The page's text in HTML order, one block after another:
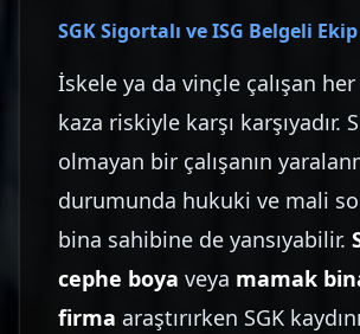
SGK Sigortalı ve ISG Belgeli Ekip
İskele ya da vinçle çalışan
kaza riskiyle karşı karşıyadır.
olmayan bir çalışanın
durumunda hukuki ve mali
bina sahibine de yansıyabilir.
cephe boya veya mamak
firma araştırırken SGK